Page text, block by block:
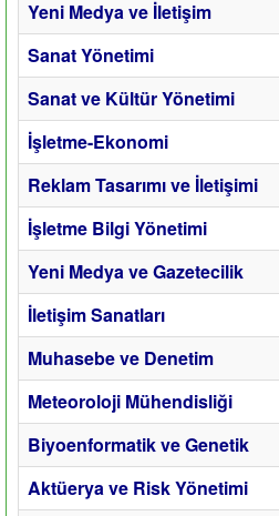
Yeni Medya ve İletişim
Sanat Yönetimi
Sanat ve Kültür Yönetimi
İşletme-Ekonomi
Reklam Tasarımı ve İletişimi
İşletme Bilgi Yönetimi
Yeni Medya ve Gazetecilik
İletişim Sanatları
Muhasebe ve Denetim
Meteoroloji Mühendisliği
Biyoenformatik ve Genetik
Aktüerya ve Risk Yönetimi